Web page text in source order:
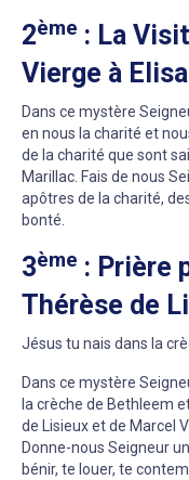
2ème : La
Vierge à
Dans ce mystère
en nous la charité et
de la charité que sont
Marillac. Fais de nous
apôtres de la charité,
bonté.
3ème : Prière
Thérèse de
Jésus tu nais dans la
Dans ce mystère
la crèche de Bethleem
de Lisieux et de Marcel
Donne-nous Seigneur
bénir, te louer, te